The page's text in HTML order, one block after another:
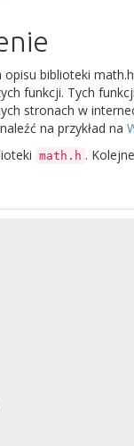
biblioteki
funkcji. Tych
stronach w
na przykład na
math.h .